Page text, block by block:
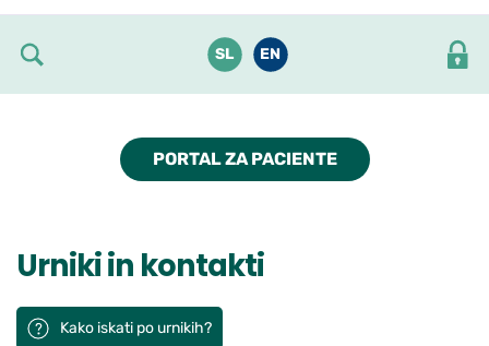
SL EN
PORTAL ZA PACIENTE
Urniki in kontakti
Kako iskati po urnikih?